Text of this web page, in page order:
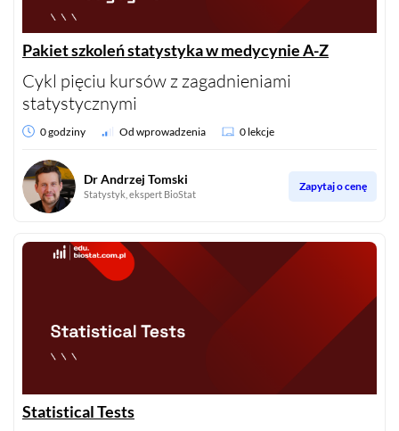
Pakiet szkoleń statystyka w medycynie A-Z
Cykl pięciu kursów z zagadnieniami
statystycznymi
0 godziny Od wprowadzenia 0 lekcje
Dr Andrzej Tomski
Statystyk, ekspert BioStat
Zapytaj o cenę
Statistical Tests